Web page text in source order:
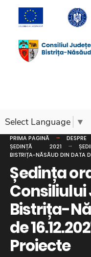
Select Language ▼
PRIMA PAGINĂ DESPRE
ȘEDINȚĂ
2021
BISTRIȚA-NĂSĂUD DIN DATA
Ședința
Bistrița-
de
Proiecte